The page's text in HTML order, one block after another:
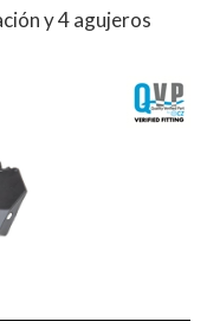
y 4 agujeros